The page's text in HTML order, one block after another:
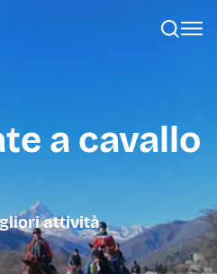
a cavallo
attività